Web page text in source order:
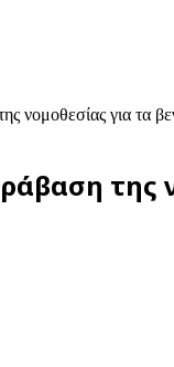
νομοθεσίας για τα
της